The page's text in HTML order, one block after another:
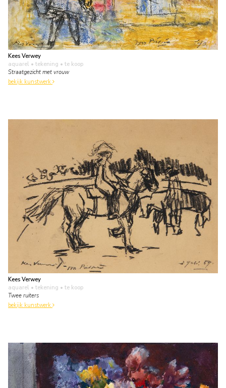
Kees Verwey
aquarel • tekening • te koop
Straatgezicht met vrouw
bekijk kunstwerk
Kees Verwey
aquarel • tekening • te koop
Twee ruiters
bekijk kunstwerk